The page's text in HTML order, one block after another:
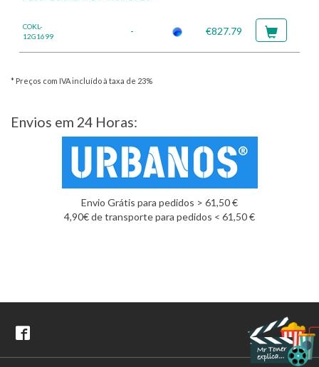
COKL-
12G1699
- €827.79
* Preços com IVA incluído à taxa de 23%
Envios em 24 Horas:
Envio Grátis para pedidos > 61,50 €
4,90€ de transporte para pedidos < 61,50 €